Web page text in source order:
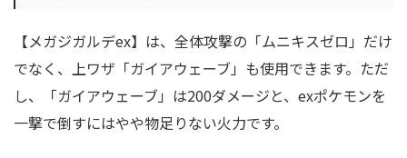
【メガジガルデex】は、全体攻撃の「ムニキスゼロ」だけ
でなく、上ワザ「ガイアウェーブ」も使用できます。ただ
し、「ガイアウェーブ」は200ダメージと、exポケモンを
一撃で倒すにはやや物足りない火力です。